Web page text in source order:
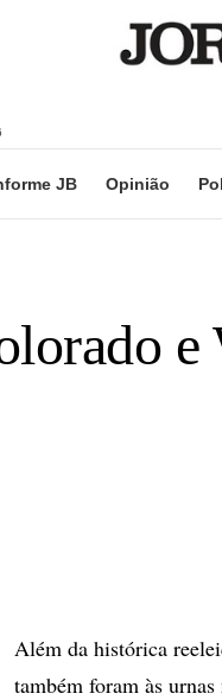
JB Opinião
e
Além da histórica
também foram às